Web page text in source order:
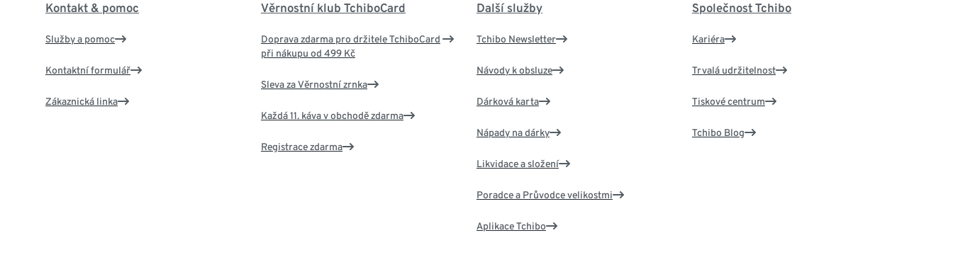
Kontakt & pomoc
Služby a pomoc
Kontaktní formulář
Zákaznická linka
Věrnostní klub TchiboCard
Doprava zdarma pro držitele TchiboCard
při nákupu od 499 Kč
Sleva za Věrnostní zrnka
Každá 11. káva v obchodě zdarma
Registrace zdarma
Další služby
Tchibo Newsletter
Návody k obsluze
Dárková karta
Nápady na dárky
Likvidace a složení
Poradce a Průvodce velikostmi
Aplikace Tchibo
Společnost Tchibo
Kariéra
Trvalá udržitelnost
Tiskové centrum
Tchibo Blog